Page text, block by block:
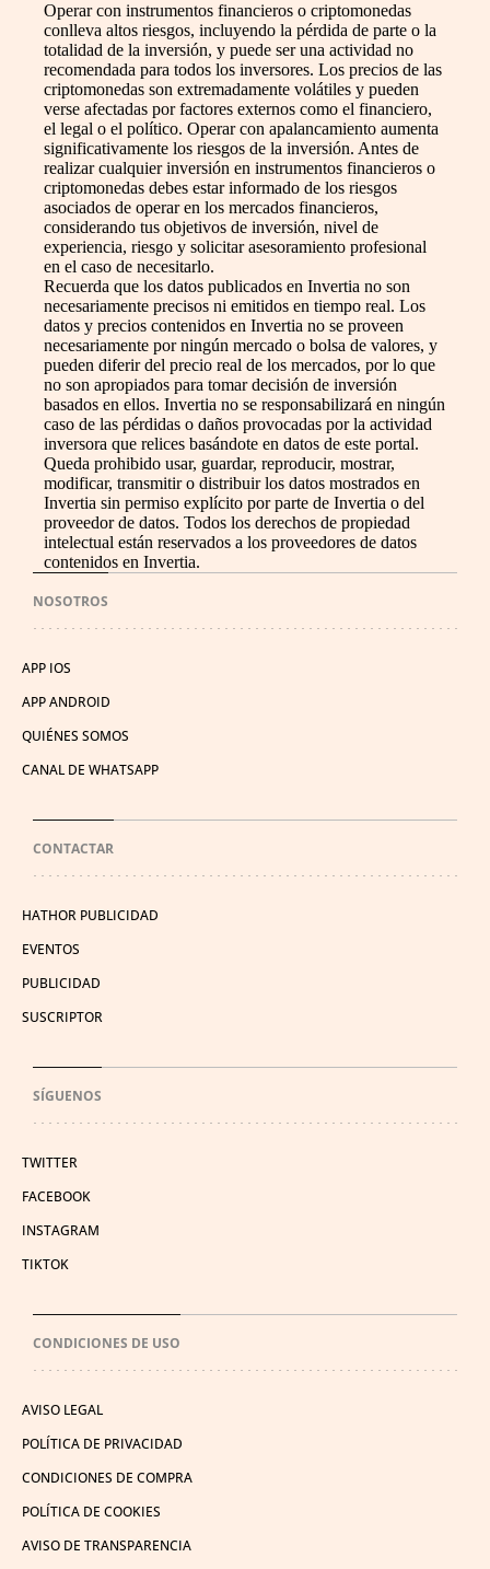
Operar con instrumentos financieros o criptomonedas
conlleva altos riesgos, incluyendo la pérdida de parte o la
totalidad de la inversión, y puede ser una actividad no
recomendada para todos los inversores. Los precios de las
criptomonedas son extremadamente volátiles y pueden
verse afectadas por factores externos como el financiero,
el legal o el político. Operar con apalancamiento aumenta
significativamente los riesgos de la inversión. Antes de
realizar cualquier inversión en instrumentos financieros o
criptomonedas debes estar informado de los riesgos
asociados de operar en los mercados financieros,
considerando tus objetivos de inversión, nivel de
experiencia, riesgo y solicitar asesoramiento profesional
en el caso de necesitarlo.
Recuerda que los datos publicados en Invertia no son
necesariamente precisos ni emitidos en tiempo real. Los
datos y precios contenidos en Invertia no se proveen
necesariamente por ningún mercado o bolsa de valores, y
pueden diferir del precio real de los mercados, por lo que
no son apropiados para tomar decisión de inversión
basados en ellos. Invertia no se responsabilizará en ningún
caso de las pérdidas o daños provocadas por la actividad
inversora que relices basándote en datos de este portal.
Queda prohibido usar, guardar, reproducir, mostrar,
modificar, transmitir o distribuir los datos mostrados en
Invertia sin permiso explícito por parte de Invertia o del
proveedor de datos. Todos los derechos de propiedad
intelectual están reservados a los proveedores de datos
contenidos en Invertia.
NOSOTROS
APP IOS
APP ANDROID
QUIÉNES SOMOS
CANAL DE WHATSAPP
CONTACTAR
HATHOR PUBLICIDAD
EVENTOS
PUBLICIDAD
SUSCRIPTOR
SÍGUENOS
TWITTER
FACEBOOK
INSTAGRAM
TIKTOK
CONDICIONES DE USO
AVISO LEGAL
POLÍTICA DE PRIVACIDAD
CONDICIONES DE COMPRA
POLÍTICA DE COOKIES
AVISO DE TRANSPARENCIA